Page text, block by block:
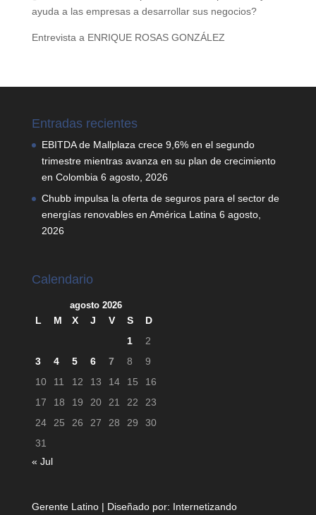
ayuda a las empresas a desarrollar sus negocios?
Entrevista a ENRIQUE ROSAS GONZÁLEZ
Entradas recientes
EBITDA de Mallplaza crece 9,6% en el segundo
trimestre mientras avanza en su plan de crecimiento
en Colombia 6 agosto, 2026
Chubb impulsa la oferta de seguros para el sector de
energías renovables en América Latina 6 agosto,
2026
Calendario
agosto 2026
L M X J V S
D
1
2
3
4 5 6 7 8
9
10
11 12 13 14 15
16
17
18 19 20 21 22
23
24
25 26 27 28 29
30
31
« Jul
Gerente Latino | Diseñado por: Internetizando